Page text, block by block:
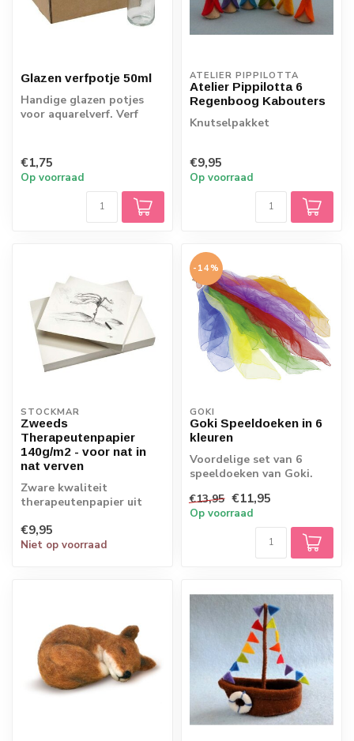
Glazen verfpotje 50ml
Handige glazen potjes
voor aquarelverf. Verf
€1,75
Op voorraad
ATELIER PIPPILOTTA
Atelier Pippilotta 6
Regenboog Kabouters
Knutselpakket
€9,95
Op voorraad
STOCKMAR
Zweeds
Therapeutenpapier
140g/m2 - voor nat in
nat verven
Zware kwaliteit
therapeutenpapier uit
het nat-in-nat schil...
€9,95
Niet op voorraad
-14%
GOKI
Goki Speeldoeken in 6
kleuren
Voordelige set van 6
speeldoeken van Goki.
dansen, spelen...
€13,95 €11,95
Op voorraad